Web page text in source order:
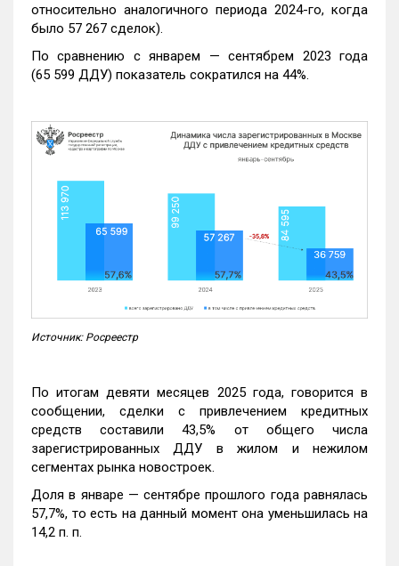
относительно аналогичного периода 2024-го, когда
было 57 267 сделок).
По сравнению с январем — сентябрем 2023 года
(65 599 ДДУ) показатель сократился на 44%.
Источник: Росреестр
По итогам девяти месяцев 2025 года, говорится в
сообщении, сделки с привлечением кредитных
средств составили 43,5% от общего числа
зарегистрированных ДДУ в жилом и нежилом
сегментах рынка новостроек.
Доля в январе — сентябре прошлого года равнялась
57,7%, то есть на данный момент она уменьшилась на
14,2 п. п.